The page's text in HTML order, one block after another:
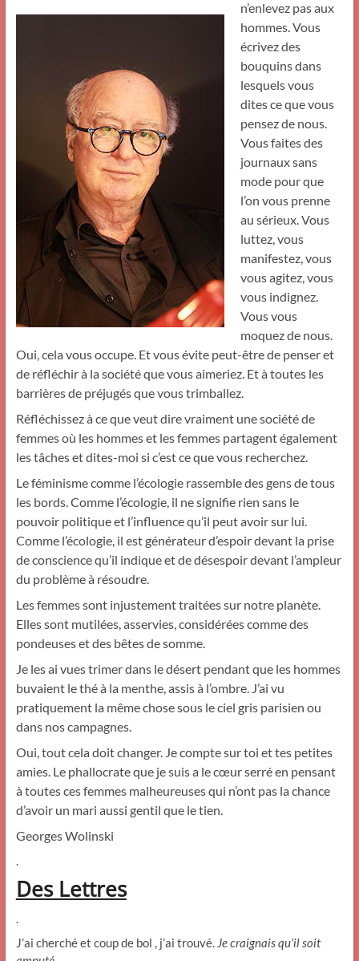
n’enlevez pas aux
hommes. Vous
écrivez des
bouquins dans
lesquels vous
dites ce que vous
pensez de nous.
Vous faites des
journaux sans
mode pour que
l’on vous prenne
au sérieux. Vous
luttez, vous
manifestez, vous
vous agitez, vous
vous indignez.
Vous vous
moquez de nous.
Oui, cela vous occupe. Et vous évite peut-être de penser et
de réfléchir à la société que vous aimeriez. Et à toutes les
barrières de préjugés que vous trimballez.
Réfléchissez à ce que veut dire vraiment une société de
femmes où les hommes et les femmes partagent également
les tâches et dites-moi si c’est ce que vous recherchez.
Le féminisme comme l’écologie rassemble des gens de tous
les bords. Comme l’écologie, il ne signifie rien sans le
pouvoir politique et l’influence qu’il peut avoir sur lui.
Comme l’écologie, il est générateur d’espoir devant la prise
de conscience qu’il indique et de désespoir devant l’ampleur
du problème à résoudre.
Les femmes sont injustement traitées sur notre planète.
Elles sont mutilées, asservies, considérées comme des
pondeuses et des bêtes de somme.
Je les ai vues trimer dans le désert pendant que les hommes
buvaient le thé à la menthe, assis à l’ombre. J’ai vu
pratiquement la même chose sous le ciel gris parisien ou
dans nos campagnes.
Oui, tout cela doit changer. Je compte sur toi et tes petites
amies. Le phallocrate que je suis a le cœur serré en pensant
à toutes ces femmes malheureuses qui n’ont pas la chance
d’avoir un mari aussi gentil que le tien.
Georges Wolinski
.
Des Lettres
.
J’ai cherché et coup de bol , j’ai trouvé. Je craignais qu’il soit